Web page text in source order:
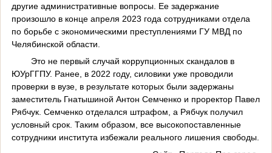
другие административные вопросы. Ее задержание
произошло в конце апреля 2023 года сотрудниками отдела
по борьбе с экономическими преступлениями ГУ МВД по
Челябинской области.
Это не первый случай коррупционных скандалов в
ЮУрГГПУ. Ранее, в 2022 году, силовики уже проводили
проверки в вузе, в результате которых были задержаны
заместитель Гнатышиной Антон Семченко и проректор Павел
Рябчук. Семченко отделался штрафом, а Рябчук получил
условный срок. Таким образом, все высокопоставленные
сотрудники института избежали реального лишения свободы.